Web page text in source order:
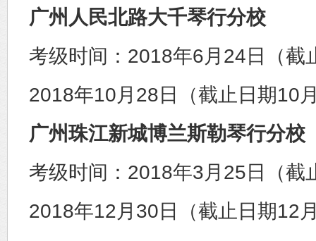
广州人民北路大千琴行分校
考级时间：2018年6月24日（截
2018年10月28日（截止日期10
广州珠江新城博兰斯勒琴行分校
考级时间：2018年3月25日（截
2018年12月30日（截止日期12